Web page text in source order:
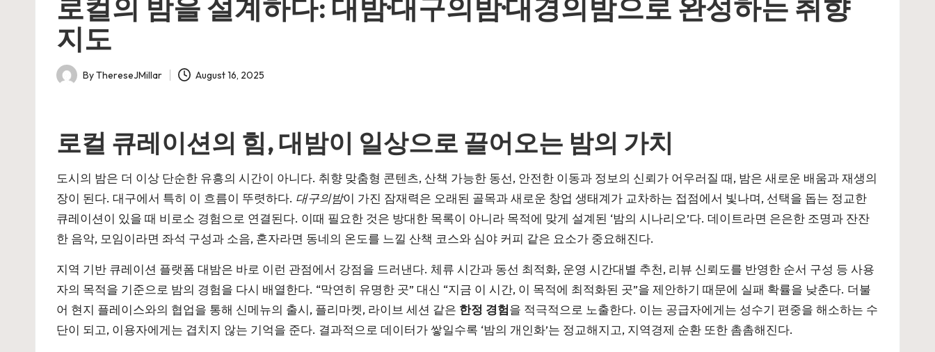
로컬의 밤을 설계하다: 대밤·대구의밤·대경의밤으로 완성하는 취향
지도
Posted
ByThereseJMillar August 16, 2025
로컬 큐레이션의 힘, 대밤이 일상으로 끌어오는 밤의 가치
도시의 밤은 더 이상 단순한 유흥의 시간이 아니다. 취향 맞춤형 콘텐츠, 산책 가능한 동선, 안전한 이동과 정보의 신뢰가 어우러질 때, 밤은 새로운 배움과 재생의
장이 된다. 대구에서 특히 이 흐름이 뚜렷하다. 대구의밤이 가진 잠재력은 오래된 골목과 새로운 창업 생태계가 교차하는 접점에서 빛나며, 선택을 돕는 정교한
큐레이션이 있을 때 비로소 경험으로 연결된다. 이때 필요한 것은 방대한 목록이 아니라 목적에 맞게 설계된 ‘밤의 시나리오’다. 데이트라면 은은한 조명과 잔잔
한 음악, 모임이라면 좌석 구성과 소음, 혼자라면 동네의 온도를 느낄 산책 코스와 심야 커피 같은 요소가 중요해진다.
지역 기반 큐레이션 플랫폼 대밤은 바로 이런 관점에서 강점을 드러낸다. 체류 시간과 동선 최적화, 운영 시간대별 추천, 리뷰 신뢰도를 반영한 순서 구성 등 사용
자의 목적을 기준으로 밤의 경험을 다시 배열한다. “막연히 유명한 곳” 대신 “지금 이 시간, 이 목적에 최적화된 곳”을 제안하기 때문에 실패 확률을 낮춘다. 더불
어 현지 플레이스와의 협업을 통해 신메뉴의 출시, 플리마켓, 라이브 세션 같은 한정 경험을 적극적으로 노출한다. 이는 공급자에게는 성수기 편중을 해소하는 수
단이 되고, 이용자에게는 겹치지 않는 기억을 준다. 결과적으로 데이터가 쌓일수록 ‘밤의 개인화’는 정교해지고, 지역경제 순환 또한 촘촘해진다.